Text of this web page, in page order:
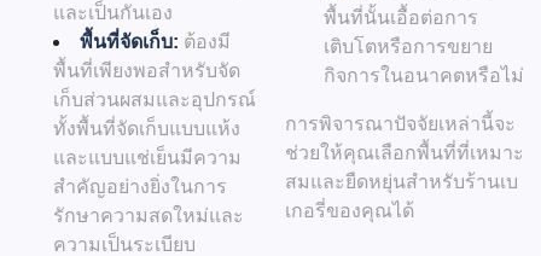
และเป็นกันเอง
พื้นที่จัดเก็บ: ต้องมี
พื้นที่เพียงพอสำหรับจัด
เก็บส่วนผสมและอุปกรณ์
ทั้งพื้นที่จัดเก็บแบบแห้ง
และแบบแช่เย็นมีความ
สำคัญอย่างยิ่งในการ
รักษาความสดใหม่และ
ความเป็นระเบียบ
พื้นที่นั้นเอื้อต่อการ
เติบโตหรือการขยาย
กิจการในอนาคตหรือไม่
การพิจารณาปัจจัยเหล่านี้จะ
ช่วยให้คุณเลือกพื้นที่ที่เหมาะ
สมและยืดหยุ่นสำหรับร้านเบ
เกอรี่ของคุณได้